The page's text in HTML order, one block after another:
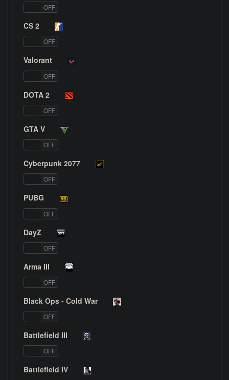
OFF
CS 2
OFF
Valorant
OFF
DOTA 2
OFF
GTA V
OFF
Cyberpunk 2077
OFF
PUBG
OFF
DayZ
OFF
Arma III
OFF
Black Ops - Cold War
OFF
Battlefield III
OFF
Battlefield IV